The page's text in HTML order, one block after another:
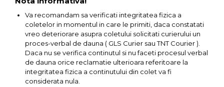
Chei Tubulare
Multimetru Digital
Bara Tractare Auto
(combustibil)
Presa Hidraulica Tinichigerie
Va recomandam sa verificati integritatea fizica a
coletelor in momentul in care le primiti, daca constatati
vreo deteriorare asupra coletului solicitati curierului un
proces-verbal de dauna ( GLS Curier sau TNT Courier ).
Daca nu se verifica continutul si nu faceti procesul verbal
de dauna orice reclamatie ulterioara referitoare la
integritatea fizica a continutului din colet va fi
considerata nula.